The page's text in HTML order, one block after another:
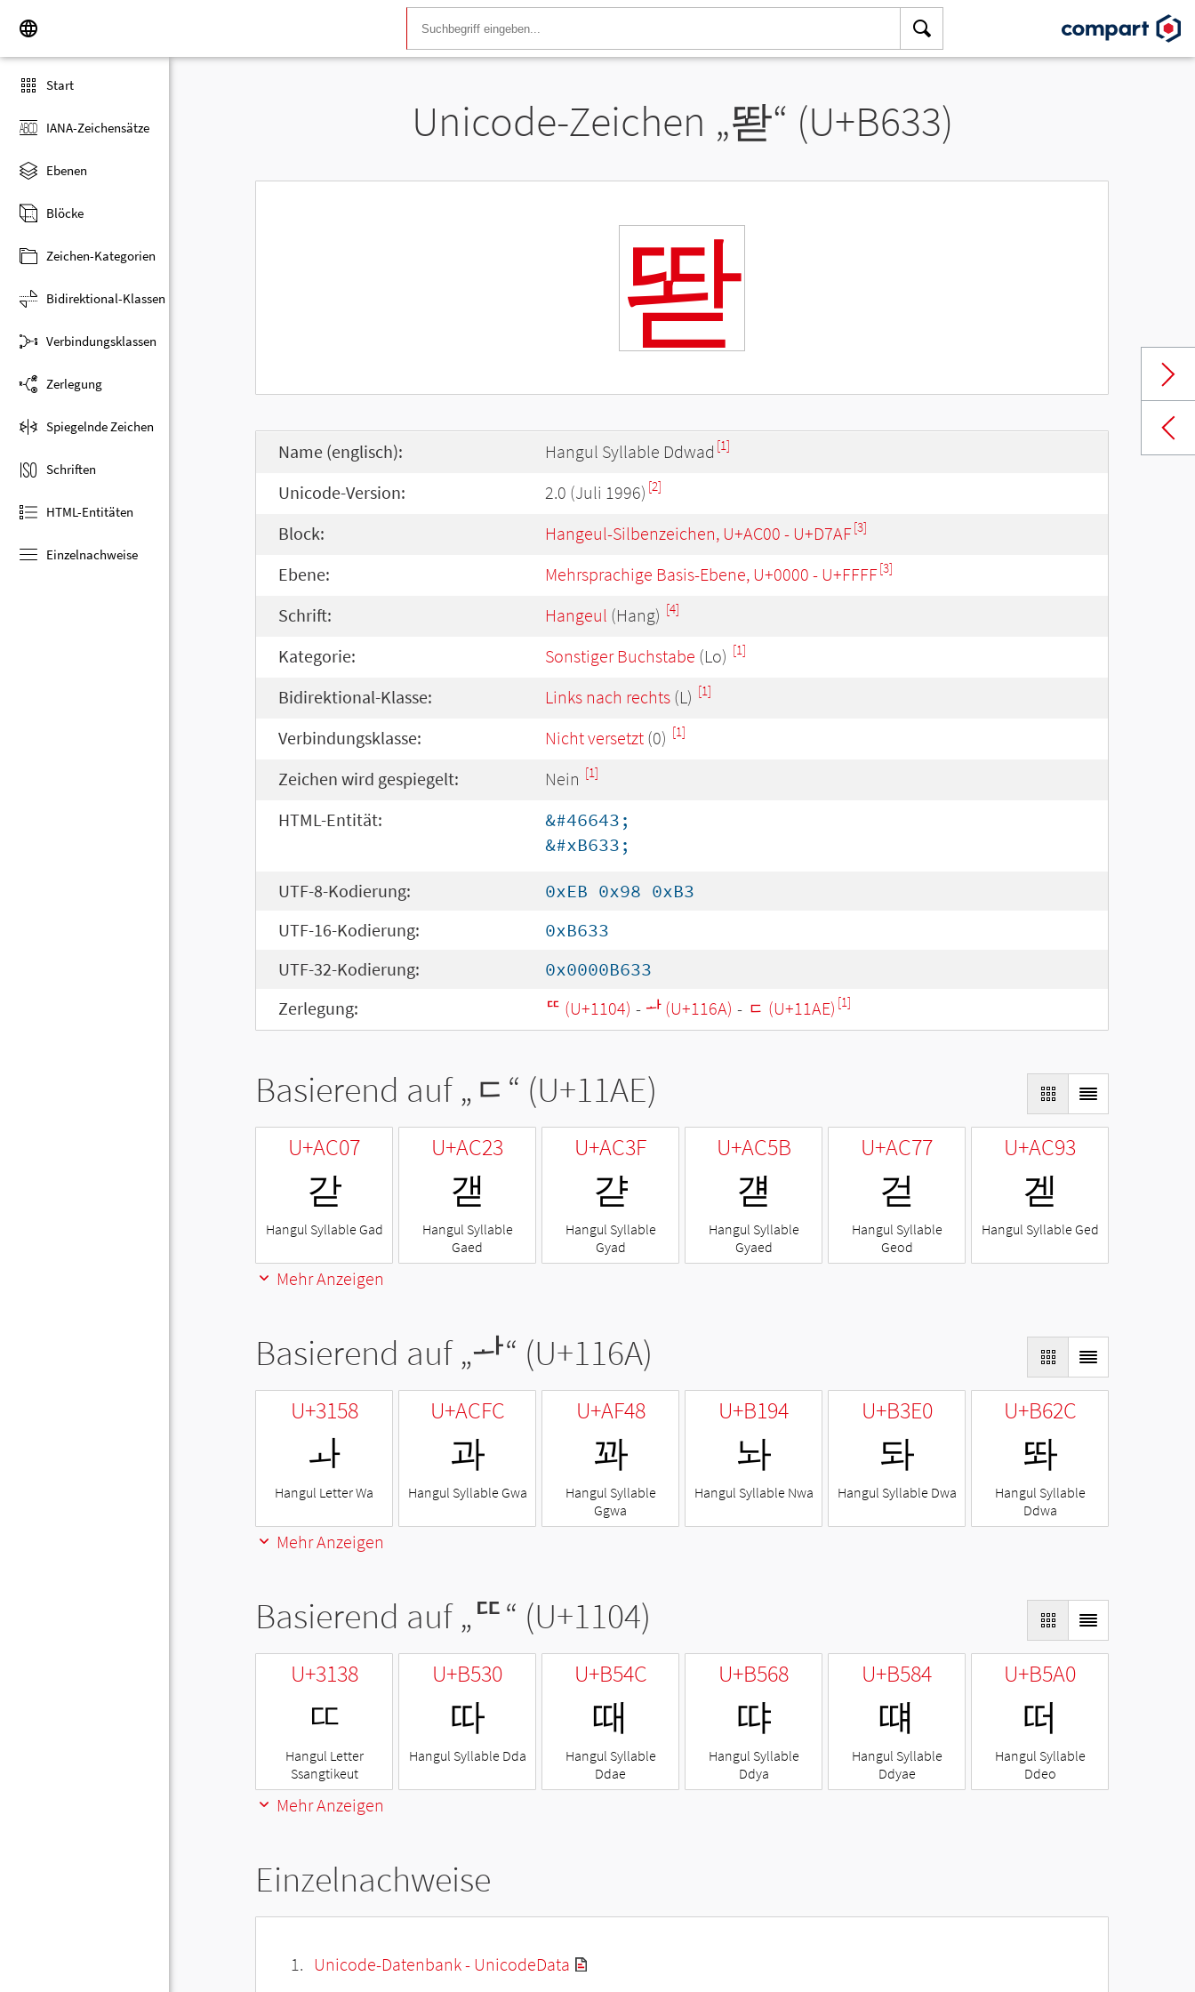
Start
IANA-Zeichensätze
Ebenen
Blöcke
Zeichen-Kategorien
Bidirektional-Klassen
Verbindungsklassen
Zerlegung
Spiegelnde Zeichen
Schriften
HTML-Entitäten
Einzelnachweise
Unicode-Zeichen „똳“ (U+B633)
똳
Name (englisch): Hangul Syllable Ddwad [1]
Unicode-Version: 2.0 (Juli 1996) [2]
Block: Hangeul-Silbenzeichen, U+AC00 - U+D7AF[3]
Ebene: Mehrsprachige Basis-Ebene, U+0000 - U+FFFF[3]
Schrift: Hangeul (Hang) [4]
Kategorie: Sonstiger Buchstabe (Lo) [1]
Bidirektional-Klasse: Links nach rechts (L) [1]
Verbindungsklasse: Nicht versetzt (0) [1]
Zeichen wird gespiegelt: Nein [1]
HTML-Entität:
&#46643;
&#xB633;
UTF-8-Kodierung:
0xEB 0x98 0xB3
UTF-16-Kodierung:
0xB633
UTF-32-Kodierung:
0x0000B633
Zerlegung:
ᄄ (U+1104) - ᅪ (U+116A) - ᆮ (U+11AE) [1]
Basierend auf „ ᆮ “ (U+11AE)
U+AC07
갇
Hangul Syllable Gad
U+AC23
갣
Hangul Syllable
Gaed
U+AC3F
갿
Hangul Syllable
Gyad
U+AC5B
걛
Hangul Syllable
Gyaed
U+AC77
걷
Hangul Syllable
Geod
U+AC93
겓
Hangul Syllable Ged
Mehr Anzeigen
Basierend auf „ᅪ“ (U+116A)
U+3158
ㅘ
Hangul Letter Wa
U+ACFC
과
Hangul Syllable Gwa
U+AF48
꽈
Hangul Syllable
Ggwa
U+B194
놔
Hangul Syllable Nwa
U+B3E0
돠
Hangul Syllable Dwa
U+B62C
똬
Hangul Syllable
Ddwa
Mehr Anzeigen
Basierend auf „ᄄ“ (U+1104)
U+3138
ㄸ
Hangul Letter
Ssangtikeut
U+B530
따
Hangul Syllable Dda
U+B54C
때
Hangul Syllable
Ddae
U+B568
땨
Hangul Syllable
Ddya
U+B584
떄
Hangul Syllable
Ddyae
U+B5A0
떠
Hangul Syllable
Ddeo
Mehr Anzeigen
Einzelnachweise
Unicode-Datenbank - UnicodeData